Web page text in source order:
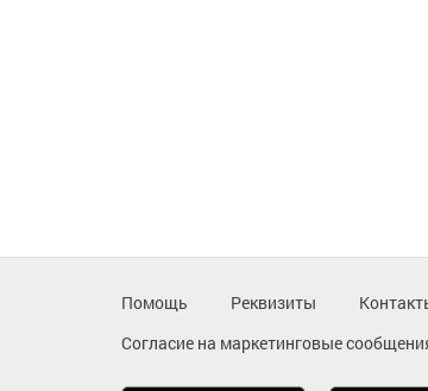
Помощь Реквизиты
Согласие на маркетинговые